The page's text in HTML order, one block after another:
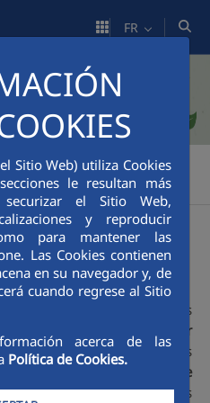
Sitio Web) utiliza Cookies
le resultan más
el Sitio Web,
y reproducir
para mantener las
Las Cookies contienen
en su navegador y, de
cuando regrese al Sitio
acerca de las
Política de Cookies.
FR
> Prix AVANZA >
vise à récompenser les projets
ont contribué à
minimiser
du développement des
exemple :
augmentation de
la prestation de services